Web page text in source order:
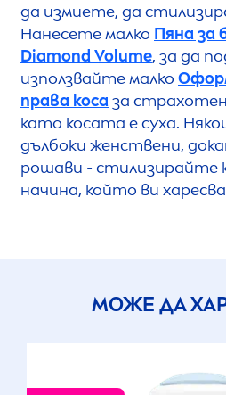
да измиете, да
Нанесете малко Пяна за
Diamond Volume, за да
използвайте малко
права косаза
като косата е суха.
дълбоки женствени,
рошави - стилизирайте
начина, който ви
МОЖЕ ДА